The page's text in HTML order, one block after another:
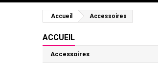
Accueil Accessoires
ACCUEIL
Accessoires